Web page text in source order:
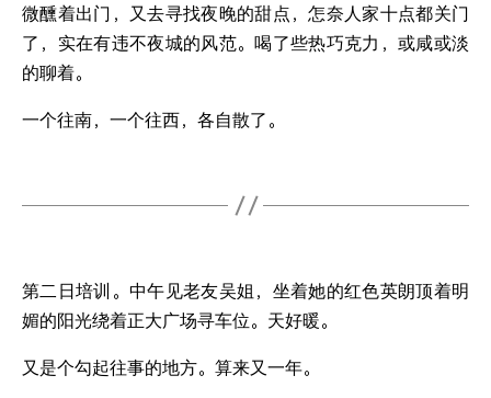
微醺着出门，又去寻找夜晚的甜点，怎奈人家十点都关门
了，实在有违不夜城的风范。喝了些热巧克力，或咸或淡
的聊着。
一个往南，一个往西，各自散了。
第二日培训。中午见老友吴姐，坐着她的红色英朗顶着明
媚的阳光绕着正大广场寻车位。天好暖。
又是个勾起往事的地方。算来又一年。